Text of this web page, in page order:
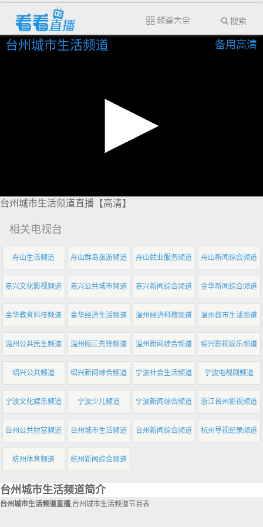
台州城市生活频道 备用高清
台州城市生活频道直播【高清】
相关电视台
舟山生活频道 舟山群岛旅游频道 舟山就业服务频道 舟山新闻综合频道
嘉兴文化影视频道 嘉兴公共城市频道 嘉兴新闻综合频道 金华新闻综合频道
金华教育科技频道 金华经济生活频道 温州经济科教频道 温州都市生活频道
温州公共民生频道 温州瓯江先锋频道 温州新闻综合频道 绍兴影视娱乐频道
绍兴公共频道 绍兴新闻综合频道 宁波社会生活频道 宁波电视剧频道
宁波文化娱乐频道 宁波少儿频道 宁波新闻综合频道 浙江台州影视频道
台州公共财富频道 台州城市生活频道 台州新闻综合频道 杭州导视纪录频道
杭州体育频道 杭州新闻综合频道
台州城市生活频道简介
台州城市生活频道直播,台州城市生活频道节目表